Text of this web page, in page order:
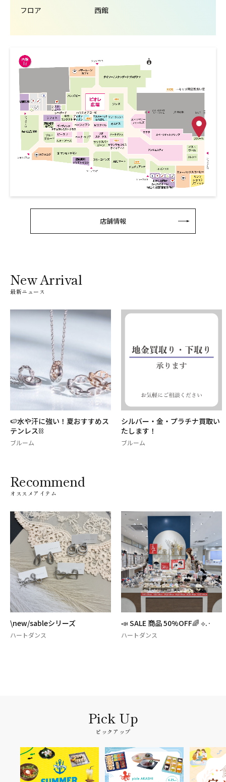
フロア 西館
店舗情報
New Arrival
最新ニュース
🍉水や汗に強い！夏おすすめス
テンレス⛓
ブルーム
シルバー・金・プラチナ買取い
たします！
ブルーム
Recommend
オススメアイテム
\new/sableシリーズ
ハートダンス
📣 SALE 商品 50%OFF🌈 ⟡.·
ハートダンス
ピックアップ